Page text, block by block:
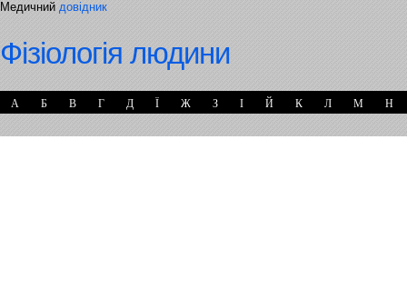
Медичний довідник
Фізіологія людини
А Б В Г Д Ї Ж З І Й К Л М Н